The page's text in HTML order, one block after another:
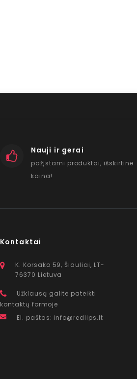
Nauji ir gerai
pažįstami produktai, išskirtine
kaina!
Kontaktai
K. Korsako 59, Šiauliai, LT-
76370 Lietuva
Užklausą galite pateikti
kontaktų formoje
El. paštas: info@redlips.lt